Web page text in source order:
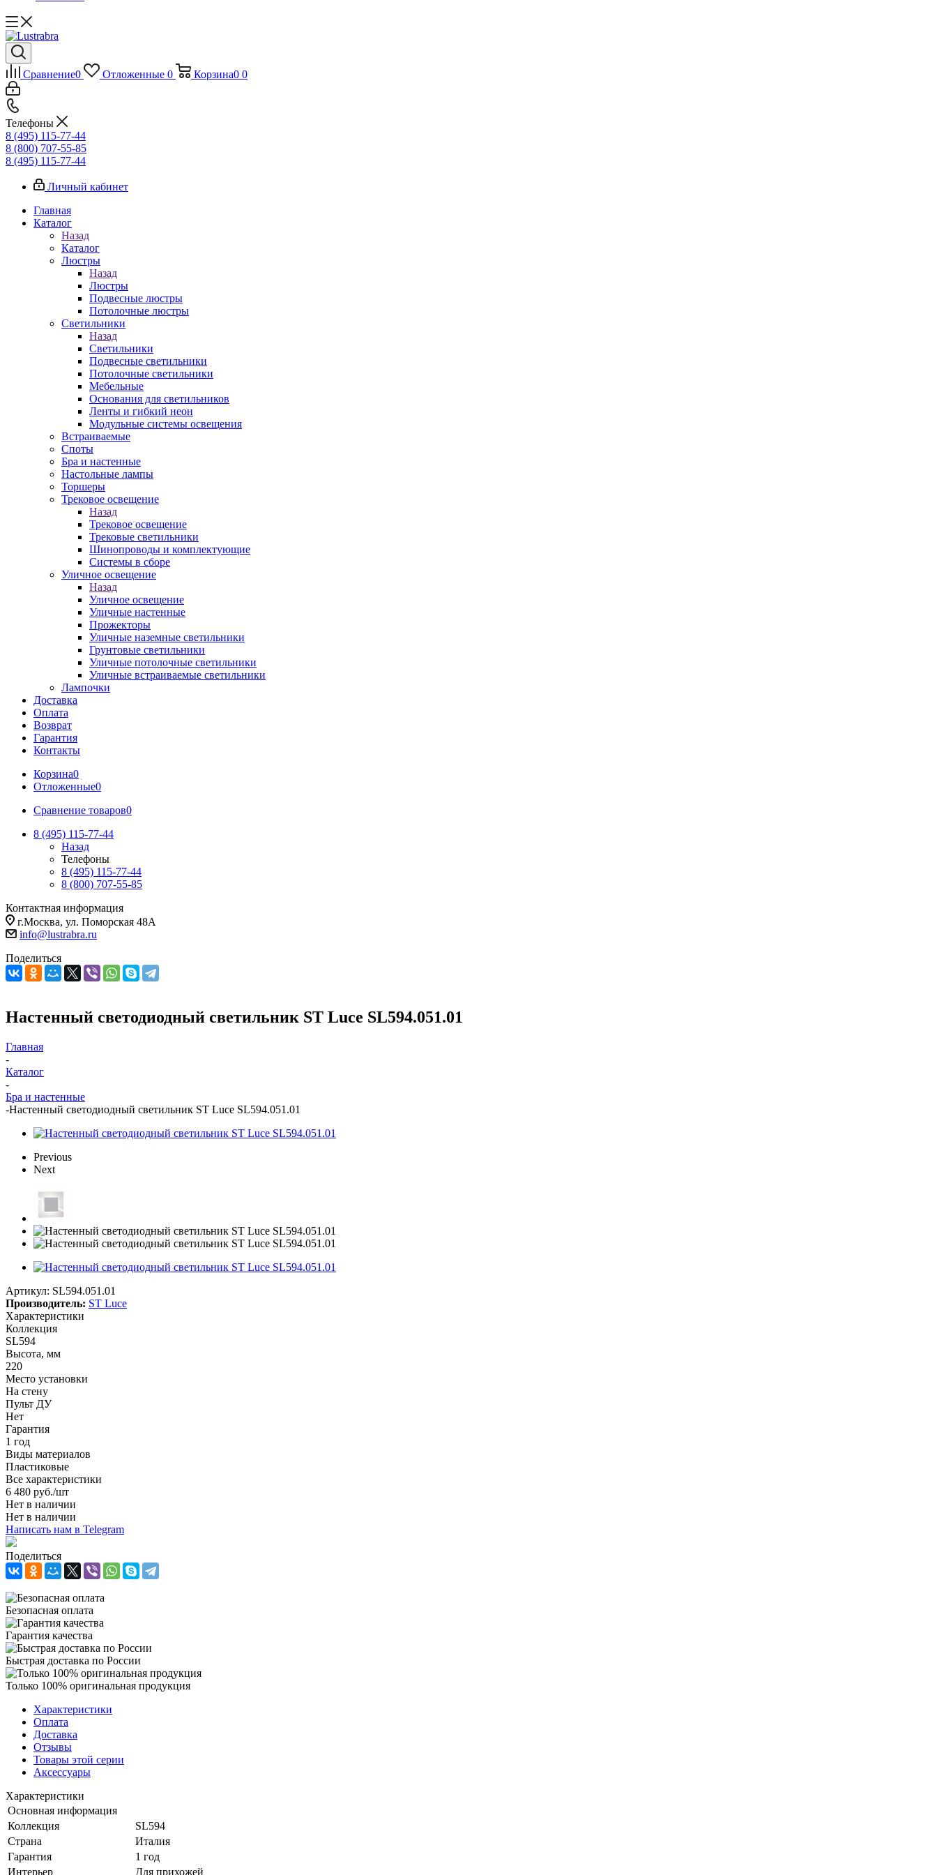
Сравнение0 Отложенные 0 Корзина0 0
Телефоны
8 (495) 115-77-44
8 (800) 707-55-85
8 (495) 115-77-44
Личный кабинет
Главная
Каталог
Назад
Каталог
Люстры
Назад
Люстры
Подвесные люстры
Потолочные люстры
Светильники
Назад
Светильники
Подвесные светильники
Потолочные светильники
Мебельные
Основания для светильников
Ленты и гибкий неон
Модульные системы освещения
Встраиваемые
Споты
Бра и настенные
Настольные лампы
Торшеры
Трековое освещение
Назад
Трековое освещение
Трековые светильники
Шинопроводы и комплектующие
Системы в сборе
Уличное освещение
Назад
Уличное освещение
Уличные настенные
Прожекторы
Уличные наземные светильники
Грунтовые светильники
Уличные потолочные светильники
Уличные встраиваемые светильники
Лампочки
Доставка
Оплата
Возврат
Гарантия
Контакты
Корзина0
Отложенные0
Сравнение товаров0
8 (495) 115-77-44
Назад
Телефоны
8 (495) 115-77-44
8 (800) 707-55-85
Контактная информация
г.Москва, ул. Поморская 48А
info@lustrabra.ru
Поделиться
Настенный светодиодный светильник ST Luce SL594.051.01
Главная
-
Каталог
-
Бра и настенные
-Настенный светодиодный светильник ST Luce SL594.051.01
Previous
Next
Артикул: SL594.051.01
Производитель: ST Luce
Характеристики
Коллекция
SL594
Высота, мм
220
Место установки
На стену
Пульт ДУ
Нет
Гарантия
1 год
Виды материалов
Пластиковые
Все характеристики
6 480 руб./шт
Нет в наличии
Нет в наличии
Написать нам в Telegram
Поделиться
Безопасная оплата
Гарантия качества
Быстрая доставка по России
Только 100% оригинальная продукция
Характеристики
Оплата
Доставка
Отзывы
Товары этой серии
Аксессуары
Характеристики
Основная информация
Коллекция
SL594
Страна
Италия
Гарантия
1 год
Интерьер
Для прихожей